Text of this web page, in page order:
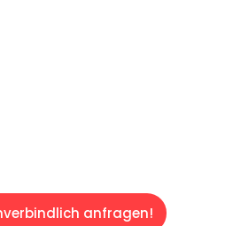
anfragen!